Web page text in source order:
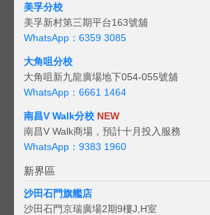
美孚分校
美孚新村第三期平台163號舖
WhatsApp：6359 3085
大角咀分校
大角咀新九龍廣場地下054-055號舖
WhatsApp：6661 1464
南昌V Walk分校 NEW
南昌V Walk商場，預計十月投入服務
WhatsApp：9383 1960
新界區
沙田石門旗艦店
沙田石門京瑞廣場2期9樓J,H室